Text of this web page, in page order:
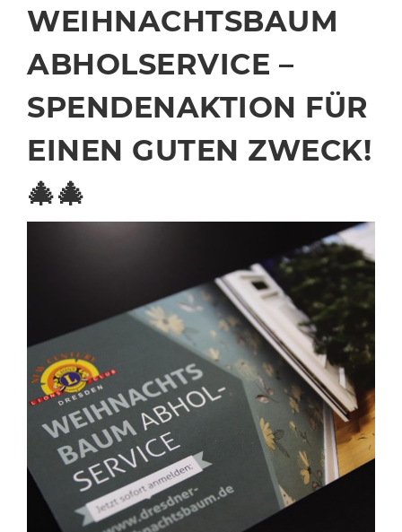
WEIHNACHTSBAUM
ABHOLSERVICE –
SPENDENAKTION FÜR
EINEN GUTEN ZWECK!
🎄🎄